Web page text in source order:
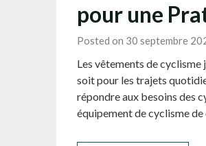
pour une
Posted on 30 septembre
Les vêtements de
soit pour les trajets
répondre aux besoins des
équipement de cyclisme